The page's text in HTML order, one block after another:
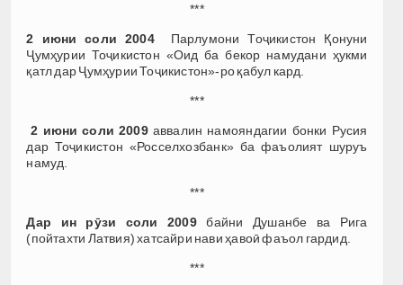
***
2 июни соли 2004Парлумони Тоҷикистон Қонуни
Ҷумҳурии Тоҷикистон «Оид ба бекор намудани ҳукми
қатл дар Ҷумҳурии Тоҷикистон»-ро қабул кард.
***
2 июни соли 2009аввалин намояндагии бонки Русия
дар Тоҷикистон «Росселхозбанк» ба фаъолият шуруъ
намуд.
***
Дар ин рӯзи соли 2009байни Душанбе ва Рига
(пойтахти Латвия) хатсайри нави ҳавоӣ фаъол гардид.
***